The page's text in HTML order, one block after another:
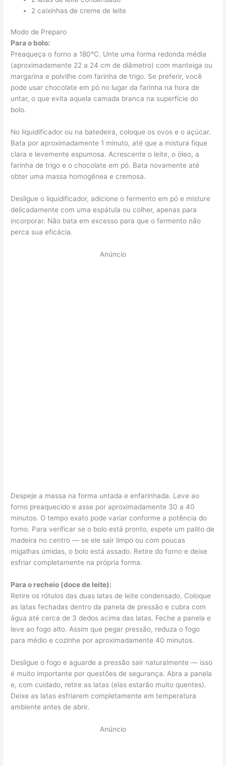
2 caixinhas de creme de leite
Modo de Preparo
Para o bolo:
Preaqueça o forno a 180°C. Unte uma forma redonda média
(aproximadamente 22 a 24 cm de diâmetro) com manteiga ou
margarina e polvilhe com farinha de trigo. Se preferir, você
pode usar chocolate em pó no lugar da farinha na hora de
untar, o que evita aquela camada branca na superfície do
bolo.
No liquidificador ou na batedeira, coloque os ovos e o açúcar.
Bata por aproximadamente 1 minuto, até que a mistura fique
clara e levemente espumosa. Acrescente o leite, o óleo, a
farinha de trigo e o chocolate em pó. Bata novamente até
obter uma massa homogênea e cremosa.
Desligue o liquidificador, adicione o fermento em pó e misture
delicadamente com uma espátula ou colher, apenas para
incorporar. Não bata em excesso para que o fermento não
perca sua eficácia.
Anúncio
Despeje a massa na forma untada e enfarinhada. Leve ao
forno preaquecido e asse por aproximadamente 30 a 40
minutos. O tempo exato pode variar conforme a potência do
forno. Para verificar se o bolo está pronto, espete um palito de
madeira no centro — se ele sair limpo ou com poucas
migalhas úmidas, o bolo está assado. Retire do forno e deixe
esfriar completamente na própria forma.
Para o recheio (doce de leite):
Retire os rótulos das duas latas de leite condensado. Coloque
as latas fechadas dentro da panela de pressão e cubra com
água até cerca de 3 dedos acima das latas. Feche a panela e
leve ao fogo alto. Assim que pegar pressão, reduza o fogo
para médio e cozinhe por aproximadamente 40 minutos.
Desligue o fogo e aguarde a pressão sair naturalmente — isso
é muito importante por questões de segurança. Abra a panela
e, com cuidado, retire as latas (elas estarão muito quentes).
Deixe as latas esfriarem completamente em temperatura
ambiente antes de abrir.
Anúncio